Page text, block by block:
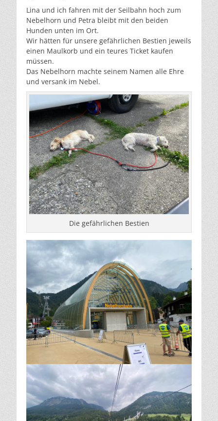
Lina und ich fahren mit der Seilbahn hoch zum
Nebelhorn und Petra bleibt mit den beiden
Hunden unten im Ort.
Wir hätten für unsere gefährlichen Bestien jeweils
einen Maulkorb und ein teures Ticket kaufen
müssen.
Das Nebelhorn machte seinem Namen alle Ehre
und versank im Nebel.
Die gefährlichen Bestien